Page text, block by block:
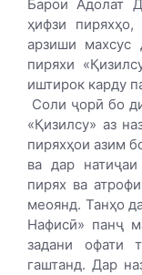
Барои Адолат
ҳифзи
арзиши махсус
пиряхи
иштирок карду
Соли ҷорӣ бо
«Қизилсу» аз
пиряхҳои азим
ва дар
пирях ва
меоянд. Танҳо
Нафисӣ» панҷ
задани офати
гаштанд. Дар